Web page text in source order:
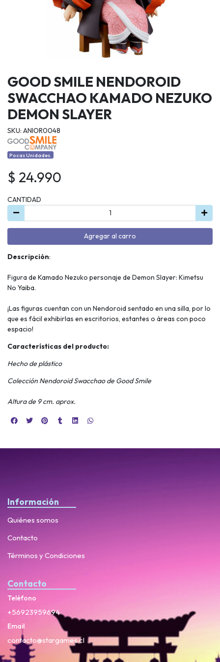
GOOD SMILE NENDOROID
SWACCHAO KAMADO NEZUKO
DEMON SLAYER
SKU: ANIOR0048
Pocas Unidades.
$ 24.990
CANTIDAD
Agregar al carro
Descripción:
Figura de Kamado Nezuko personaje de Demon Slayer: Kimetsu
No Yaiba.
¡Las figuras cuentan con un Nendoroid sentado en una silla, por lo
que es fácil exhibirlas en escritorios, estantes o áreas con poco
espacio!
Características del producto:
Hecho de plástico
Colección Nendoroid Swacchao de Good Smile
Altura de 9 cm. aprox.
Información
Quiénes somos
Contacto
Términos y Condiciones
Contacto
Teléfono
+56923959694
Email
contacto@stargames.cl